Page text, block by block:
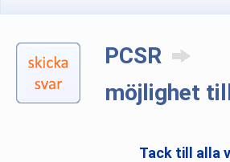
PCSR
möjlighet
Tack till alla